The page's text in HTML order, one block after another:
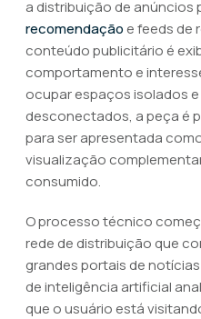
a distribuição de anúncios
recomendação e feeds de
conteúdo publicitário é
comportamento e
ocupar espaços isolados
desconectados, a peça é
para ser apresentada
visualização
consumido.
O processo técnico
rede de distribuição que
grandes portais de
de inteligência artificial
que o usuário está